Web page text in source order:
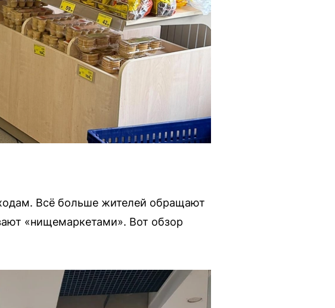
Всё больше жителей обращают
«нищемаркетами». Вот обзор